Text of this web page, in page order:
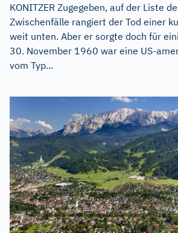
KONITZER Zugegeben, auf der Liste
Zwischenfälle rangiert der Tod einer
weit unten. Aber er sorgte doch für
30. November 1960 war eine US-
vom Typ...